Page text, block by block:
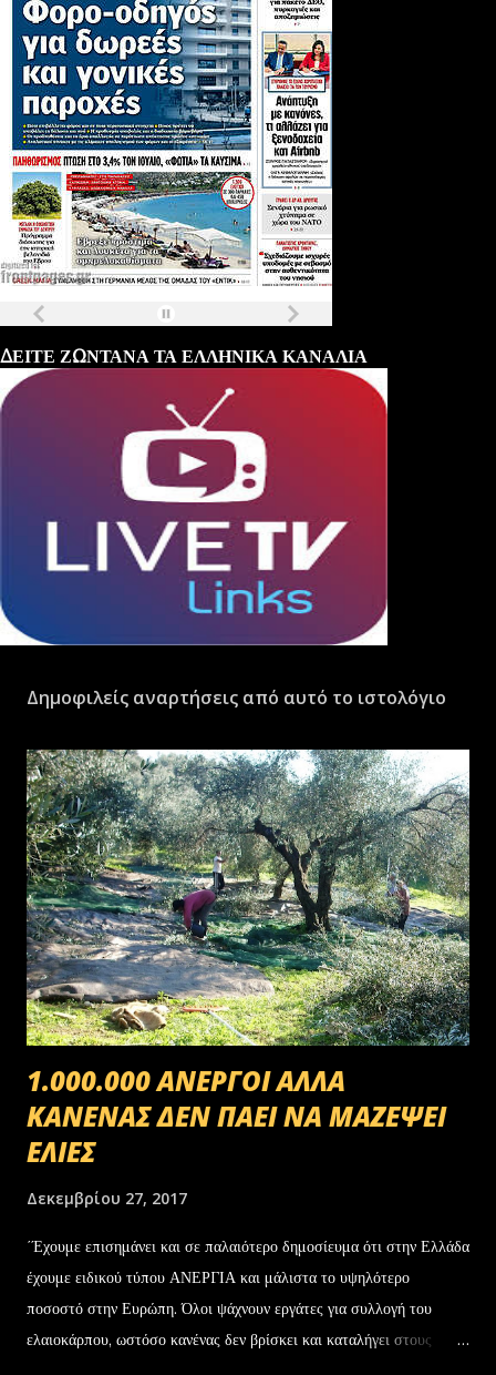
ΔΕΙΤΕ ΖΩΝΤΑΝΑ ΤΑ ΕΛΛΗΝΙΚΑ ΚΑΝΑΛΙΑ
Δημοφιλείς αναρτήσεις από αυτό το ιστολόγιο
1.000.000 ΑΝΕΡΓΟΙ ΑΛΛΑ
ΚΑΝΕΝΑΣ ΔΕΝ ΠΑΕΙ ΝΑ ΜΑΖΕΨΕΙ
ΕΛΙΕΣ
Δεκεμβρίου 27, 2017
΄Έχουμε επισημάνει και σε παλαιότερο δημοσίευμα ότι στην Ελλάδα
έχουμε ειδικού τύπου ΑΝΕΡΓΙΑ και μάλιστα το υψηλότερο
ποσοστό στην Ευρώπη. Όλοι ψάχνουν εργάτες για συλλογή του
ελαιοκάρπου, ωστόσο κανένας δεν βρίσκει και καταλήγει στους